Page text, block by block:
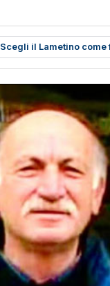
Scegli il Lametino come